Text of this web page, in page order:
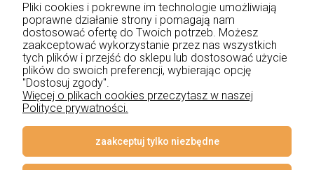
sklep@noxbox.pl
Pomoc
Płatności i dostawa
Informacje
Pliki cookies i pokrewne im technologie umożliwiają
poprawne działanie strony i pomagają nam
dostosować ofertę do Twoich potrzeb. Możesz
zaakceptować wykorzystanie przez nas wszystkich
tych plików i przejść do sklepu lub dostosować użycie
plików do swoich preferencji, wybierając opcję
"Dostosuj zgody".
Więcej o plikach cookies przeczytasz w naszej
Polityce prywatności.
zaakceptuj tylko niezbędne